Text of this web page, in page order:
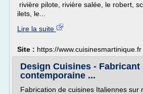
rivière pilote, rivière salée, le robert,
ilets, le...
Lire la suite
Site : https://www.cuisinesmartinique.fr
Design Cuisines -
contemporaine ...
Fabrication de cuisines Italiennes sur